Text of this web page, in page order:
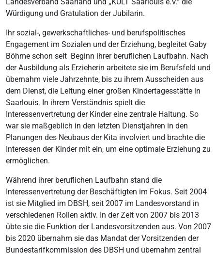
Würdigung und Gratulation der Jubilarin.
Ihr sozial-, gewerkschaftliches- und berufspolitisches
Engagement im Sozialen und der Erziehung, begleitet Gaby
Böhme schon seit Beginn ihrer beruflichen Laufbahn. Nach
der Ausbildung als Erzieherin arbeitete sie im Berufsfeld und
übernahm viele Jahrzehnte, bis zu ihrem Ausscheiden aus
dem Dienst, die Leitung einer großen Kindertagesstätte in
Saarlouis. In ihrem Verständnis spielt die
Interessenvertretung der Kinder eine zentrale Haltung. So
war sie maßgeblich in den letzten Dienstjahren in den
Planungen des Neubaus der Kita involviert und brachte die
Interessen der Kinder mit ein, um eine optimale Erziehung zu
ermöglichen.
Während ihrer beruflichen Laufbahn stand die
Interessenvertretung der Beschäftigten im Fokus. Seit 2004
ist sie Mitglied im DBSH, seit 2007 im Landesvorstand in
verschiedenen Rollen aktiv. In der Zeit von 2007 bis 2013
übte sie die Funktion der Landesvorsitzenden aus. Von 2007
bis 2020 übernahm sie das Mandat der Vorsitzenden der
Bundestarifkommission des DBSH und übernahm zentral